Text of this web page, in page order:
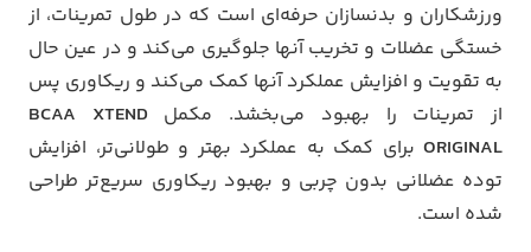
ورزشکاران و بدنسازان حرفه‌ای است که در طول تمرینات، از
خستگی عضلات و تخریب آنها جلوگیری می‌کند و در عین حال
به تقویت و افزایش عملکرد آنها کمک می‌کند و ریکاوری پس
از تمرینات را بهبود می‌بخشد. مکمل BCAA XTEND
ORIGINAL برای کمک به عملکرد بهتر و طولانی‌تر، افزایش
توده عضلانی بدون چربی و بهبود ریکاوری سریع‌تر طراحی
شده است.